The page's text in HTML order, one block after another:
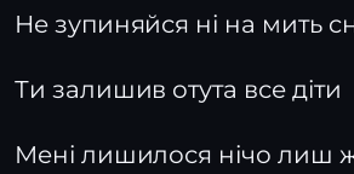
Не зупиняйся ні на мить
Ти залишив отута все діти
Мені лишилося нічо лиш